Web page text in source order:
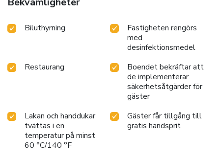
Biluthyrning
Fastigheten rengörs
med
desinfektionsmedel
Restaurang
Boendet bekräftar att
de implementerar
säkerhetsåtgärder för
gäster
Lakan och handdukar
tvättas i en
temperatur på minst
60 °C/140 °F
Gäster får tillgång till
gratis handsprit